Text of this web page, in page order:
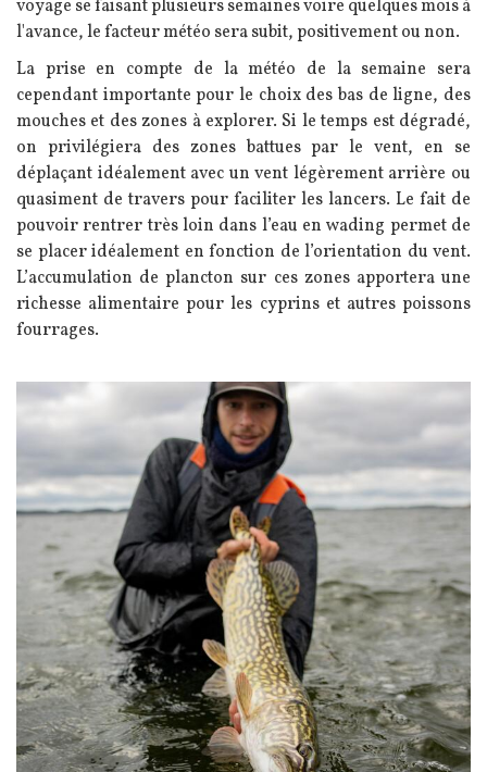
voyage se faisant plusieurs semaines voire quelques mois à
l'avance, le facteur météo sera subit, positivement ou non.
La prise en compte de la météo de la semaine sera
cependant importante pour le choix des bas de ligne, des
mouches et des zones à explorer. Si le temps est dégradé,
on privilégiera des zones battues par le vent, en se
déplaçant idéalement avec un vent légèrement arrière ou
quasiment de travers pour faciliter les lancers. Le fait de
pouvoir rentrer très loin dans l’eau en wading permet de
se placer idéalement en fonction de l’orientation du vent.
L’accumulation de plancton sur ces zones apportera une
richesse alimentaire pour les cyprins et autres poissons
fourrages.
Image